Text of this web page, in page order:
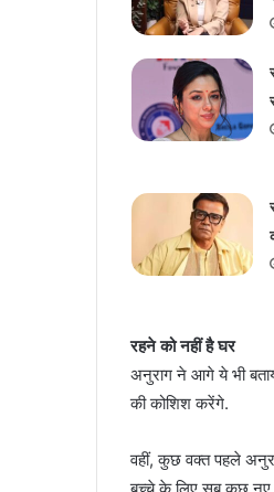
रहने को नहीं है घर
अनुराग ने आगे ये भी
की कोशिश करेंगे.
वहीं, कुछ वक्त पहले